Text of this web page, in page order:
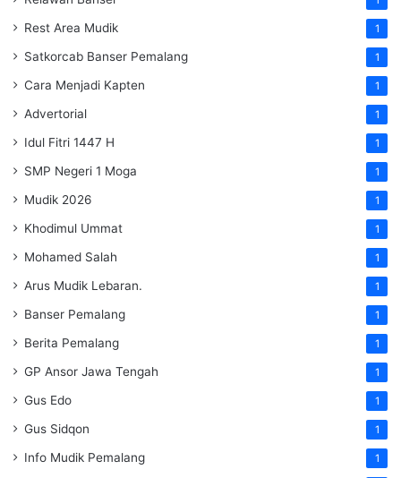
Rest Area Mudik 1
Satkorcab Banser Pemalang 1
Cara Menjadi Kapten 1
Advertorial 1
Idul Fitri 1447 H 1
SMP Negeri 1 Moga 1
Mudik 2026 1
Khodimul Ummat 1
Mohamed Salah 1
Arus Mudik Lebaran. 1
Banser Pemalang 1
Berita Pemalang 1
GP Ansor Jawa Tengah 1
Gus Edo 1
Gus Sidqon 1
Info Mudik Pemalang 1